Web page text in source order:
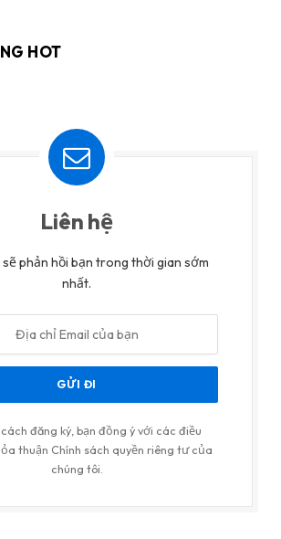
HOT
Liên hệ
phản hồi bạn trong thời gian sớm
nhất.
đăng ký, bạn đồng ý với các điều
thuận Chính sách quyền riêng tư của
chúng tôi.